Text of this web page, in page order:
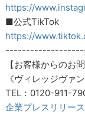
https://
■公式TikTok
https://
【お客様からのお
《ヴィレッジヴァ
TEL：0120-911-
企業プレスリリー